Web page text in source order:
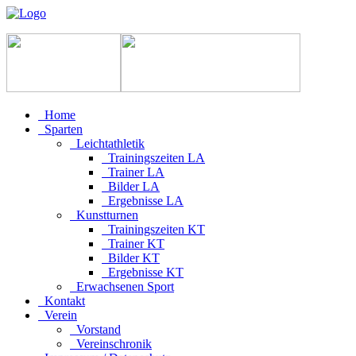
Home
Sparten
Leichtathletik
Trainingszeiten LA
Trainer LA
Bilder LA
Ergebnisse LA
Kunstturnen
Trainingszeiten KT
Trainer KT
Bilder KT
Ergebnisse KT
Erwachsenen Sport
Kontakt
Verein
Vorstand
Vereinschronik